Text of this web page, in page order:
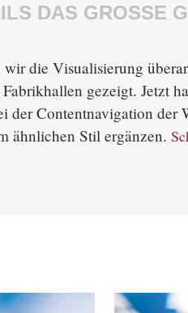
DAS GROSSE
die Visualisierung
gezeigt. Jetzt
der Contentnavigation der
ähnlichen Stil ergänzen.